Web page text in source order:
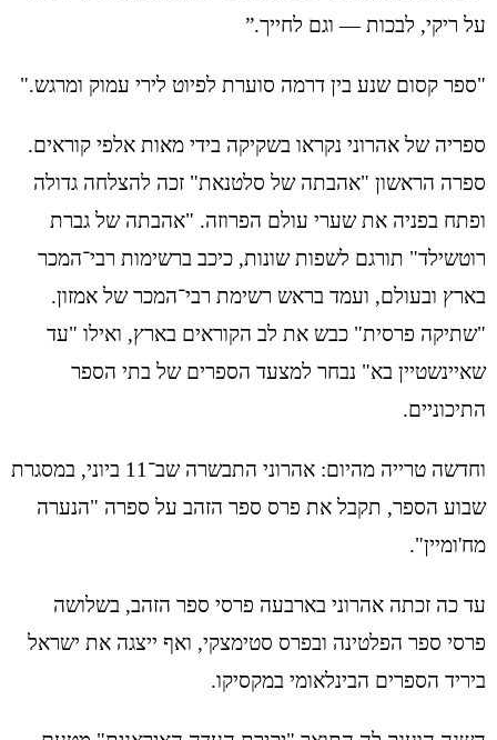
על ריקי, לבכות — וגם לחייך.”
"ספר קסום שנע בין דרמה סוערת לפיוט לירי עמוק ומרגש."
ספריה של אהרוני נקראו בשקיקה בידי מאות אלפי קוראים.
ספרה הראשון "אהבתה של סלטנאת" זכה להצלחה גדולה
ופתח בפניה את שערי עולם הפרוזה. "אהבתה של גברת
רוטשילד" תורגם לשפות שונות, כיכב ברשימות רבי־המכר
בארץ ובעולם, ועמד בראש רשימת רבי־המכר של אמזון.
"שתיקה פרסית" כבש את לב הקוראים בארץ, ואילו "עד
שאיינשטיין בא" נבחר למצעד הספרים של בתי הספר
התיכוניים.
וחדשה טרייה מהיום: אהרוני התבשרה שב־11 ביוני, במסגרת
שבוע הספר, תקבל את פרס ספר הזהב על ספרה "הנערה
מח'ומיין".
עד כה זכתה אהרוני בארבעה פרסי ספר הזהב, בשלושה
פרסי ספר הפלטינה ובפרס סטימצקי, ואף ייצגה את ישראל
ביריד הספרים הבינלאומי במקסיקו.